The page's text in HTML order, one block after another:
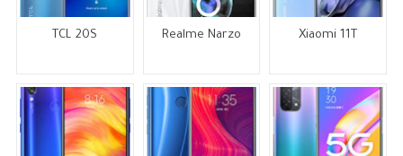
TCL 20S Realme Narzo Xiaomi 11T